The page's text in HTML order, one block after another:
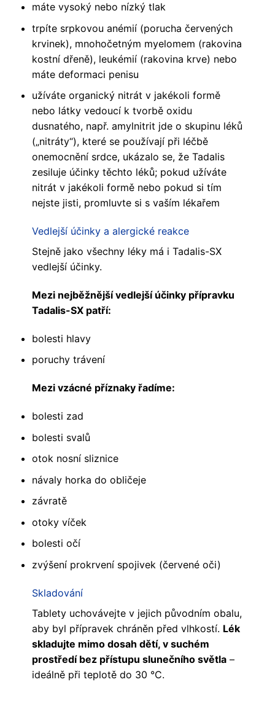
máte vysoký nebo nízký tlak
trpíte srpkovou anémií (porucha červených
krvinek), mnohočetným myelomem (rakovina
kostní dřeně), leukémií (rakovina krve) nebo
máte deformaci penisu
užíváte organický nitrát v jakékoli formě
nebo látky vedoucí k tvorbě oxidu
dusnatého, např. amylnitrit jde o skupinu léků
(„nitráty“), které se používají při léčbě
onemocnění srdce, ukázalo se, že Tadalis
zesiluje účinky těchto léků; pokud užíváte
nitrát v jakékoli formě nebo pokud si tím
nejste jisti, promluvte si s vaším lékařem
Vedlejší účinky a alergické reakce
Stejně jako všechny léky má i Tadalis-SX
vedlejší účinky.
Mezi nejběžnější vedlejší účinky přípravku
Tadalis-SX patří:
bolesti hlavy
poruchy trávení
Mezi vzácné příznaky řadíme:
bolesti zad
bolesti svalů
otok nosní sliznice
návaly horka do obličeje
závratě
otoky víček
bolesti očí
zvýšení prokrvení spojivek (červené oči)
Skladování
Tablety uchovávejte v jejich původním obalu,
aby byl přípravek chráněn před vlhkostí. Lék
skladujte mimo dosah dětí, v suchém
prostředí bez přístupu slunečního světla–
ideálně při teplotě do 30 °C.